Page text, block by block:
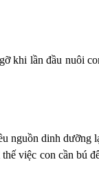
khi lần đầu nuôi
nguồn dinh dưỡng
việc con cần bú